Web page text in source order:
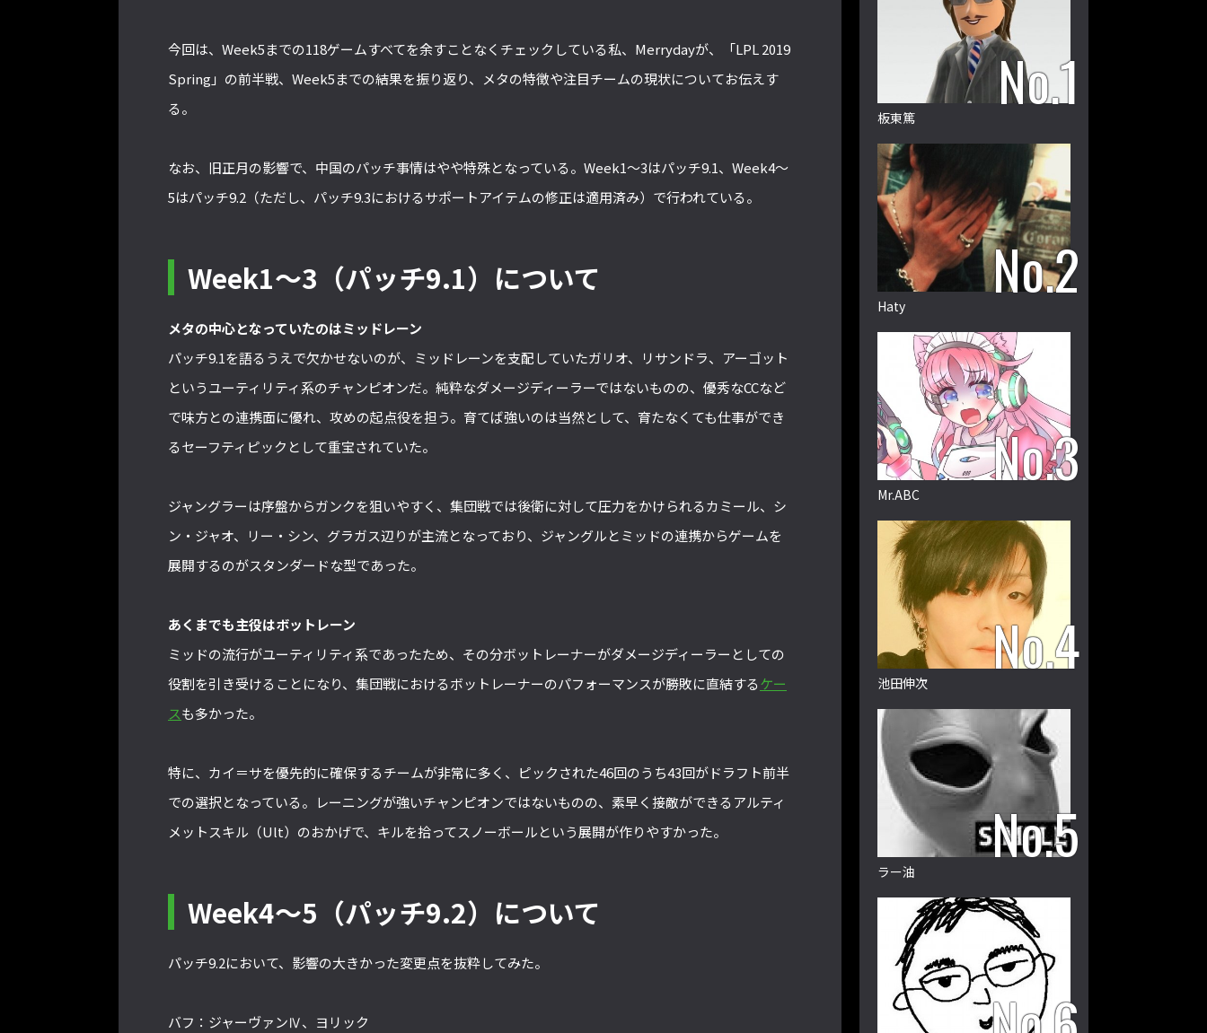
今回は、Week5までの118ゲームすべてを余すことなくチェックしている私、Merrydayが、「LPL 2019
Spring」の前半戦、Week5までの結果を振り返り、メタの特徴や注目チームの現状についてお伝えす
る。
なお、旧正月の影響で、中国のパッチ事情はやや特殊となっている。Week1～3はパッチ9.1、Week4～
5はパッチ9.2（ただし、パッチ9.3におけるサポートアイテムの修正は適用済み）で行われている。
Week1～3（パッチ9.1）について
メタの中心となっていたのはミッドレーン
パッチ9.1を語るうえで欠かせないのが、ミッドレーンを支配していたガリオ、リサンドラ、アーゴット
というユーティリティ系のチャンピオンだ。純粋なダメージディーラーではないものの、優秀なCCなど
で味方との連携面に優れ、攻めの起点役を担う。育てば強いのは当然として、育たなくても仕事ができ
るセーフティピックとして重宝されていた。
ジャングラーは序盤からガンクを狙いやすく、集団戦では後衛に対して圧力をかけられるカミール、シ
ン・ジャオ、リー・シン、グラガス辺りが主流となっており、ジャングルとミッドの連携からゲームを
展開するのがスタンダードな型であった。
あくまでも主役はボットレーン
ミッドの流行がユーティリティ系であったため、その分ボットレーナーがダメージディーラーとしての
役割を引き受けることになり、集団戦におけるボットレーナーのパフォーマンスが勝敗に直結するケー
スも多かった。
特に、カイ＝サを優先的に確保するチームが非常に多く、ピックされた46回のうち43回がドラフト前半
での選択となっている。レーニングが強いチャンピオンではないものの、素早く接敵ができるアルティ
メットスキル（Ult）のおかげで、キルを拾ってスノーボールという展開が作りやすかった。
Week4～5（パッチ9.2）について
パッチ9.2において、影響の大きかった変更点を抜粋してみた。
バフ：ジャーヴァンⅣ、ヨリック
板東篤
Haty
Mr.ABC
池田伸次
ラー油